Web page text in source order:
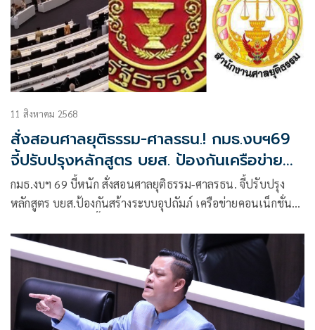
11 สิงหาคม 2568
สั่งสอนศาลยุติธรรม-ศาลรธน.! กมธ.งบฯ69
จี้ปรับปรุงหลักสูตร บยส. ป้องกันเครือข่าย
คอนเน็กชัน
กมธ.งบฯ 69 บี้หนัก สั่งสอนศาลยุติธรรม-ศาลรธน. จี้ปรับปรุง
หลักสูตร บยส.ป้องกันสร้างระบบอุปถัมภ์ เครือข่ายคอนเน็กชั่นพ
การศาลรธน.ต้องใจกว้างรับฟังความเห็นประชาชน จะได้ตัดสิน
คดีรอบด้านเป็นธรรม และเร่งสร้างภาพลักษณ์ให้คนยอมรับ